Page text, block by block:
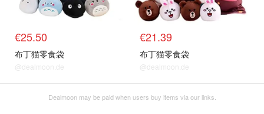
€25.50
布丁猫零食袋
@dealmoon.de
€21.39
布丁猫零食袋
@dealmoon.de
Dealmoon may be paid when users buy items via our links.